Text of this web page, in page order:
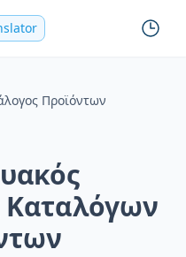
Προϊόντων